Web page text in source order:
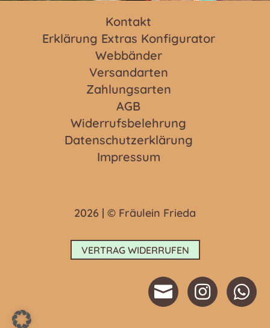
Kontakt
Erklärung Extras Konfigurator
Webbänder
Versandarten
Zahlungsarten
AGB
Widerrufsbelehrung
Datenschutzerklärung
Impressum
2026 | © Fräulein Frieda
VERTRAG WIDERRUFEN


